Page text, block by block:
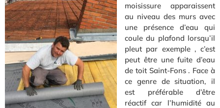
moisissure apparaissent
au niveau des murs avec
une présence d’eau qui
coule du plafond lorsqu’il
pleut par exemple , c’est
peut être une fuite d’eau
de toit Saint-Fons . Face à
ce genre de situation, il
est préférable d’être
réactif car l’humidité au